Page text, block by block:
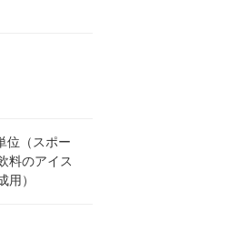
位（スポー
料のアイス
用）